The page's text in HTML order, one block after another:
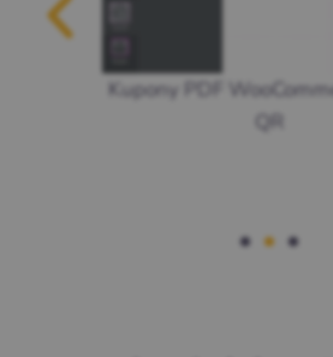
Kupony PDF
QR